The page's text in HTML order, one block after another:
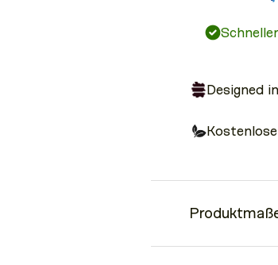
Designed